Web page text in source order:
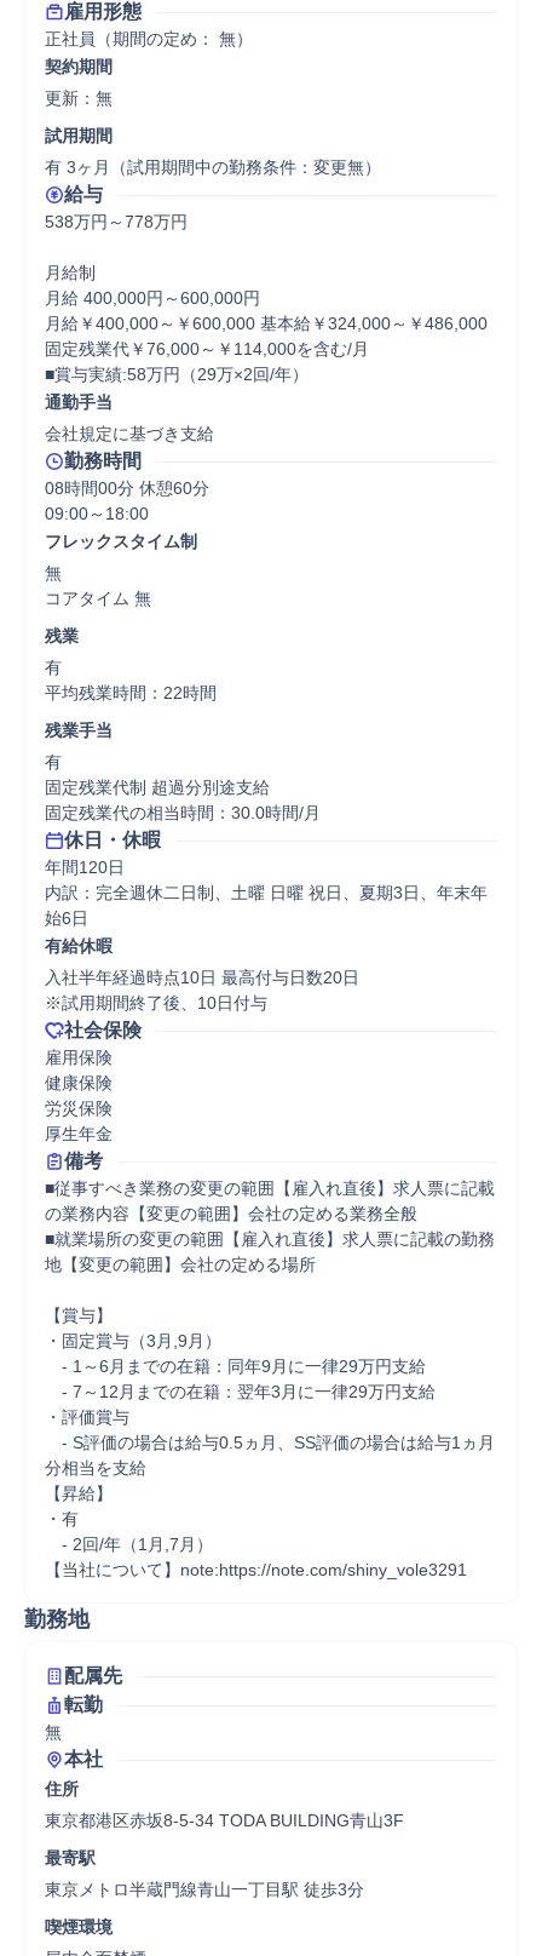
雇用形態
正社員（期間の定め： 無）
契約期間
更新：無
試用期間
有 3ヶ月（試用期間中の勤務条件：変更無）
給与
538万円～778万円
月給制
月給 400,000円～600,000円
月給￥400,000～￥600,000 基本給￥324,000～￥486,000
固定残業代￥76,000～￥114,000を含む/月
■賞与実績:58万円（29万×2回/年）
通勤手当
会社規定に基づき支給
勤務時間
08時間00分 休憩60分
フレックスタイム制
無
コアタイム 無
残業
有
平均残業時間：22時間
残業手当
有
固定残業代制 超過分別途支給
固定残業代の相当時間：30.0時間/月
休日・休暇
年間120日
内訳：完全週休二日制、土曜 日曜 祝日、夏期3日、年末年
始6日
有給休暇
入社半年経過時点10日 最高付与日数20日
※試用期間終了後、10日付与
社会保険
雇用保険
健康保険
労災保険
厚生年金
備考
■従事すべき業務の変更の範囲【雇入れ直後】求人票に記載
の業務内容【変更の範囲】会社の定める業務全般
■就業場所の変更の範囲【雇入れ直後】求人票に記載の勤務
地【変更の範囲】会社の定める場所
【賞与】
・固定賞与（3月,9月）
- 1～6月までの在籍：同年9月に一律29万円支給
- 7～12月までの在籍：翌年3月に一律29万円支給
・評価賞与
- S評価の場合は給与0.5ヵ月、SS評価の場合は給与1ヵ月
分相当を支給
【昇給】
・有
- 2回/年（1月,7月）
【当社について】note:https://note.com/shiny_vole3291
勤務地
配属先
転勤
無
本社
住所
東京都港区赤坂8-5-34 TODA BUILDING青山3F
最寄駅
東京メトロ半蔵門線青山一丁目駅 徒歩3分
喫煙環境